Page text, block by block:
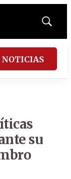
Mostrar
su